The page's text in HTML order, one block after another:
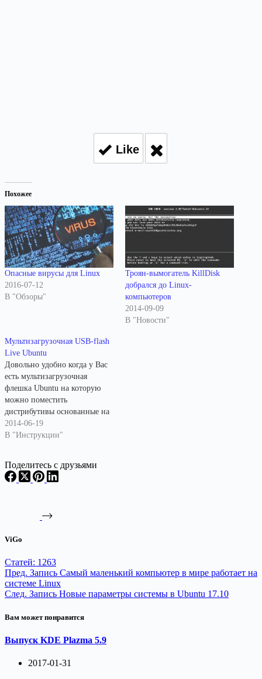
Like
Похожее
Опасные вирусы для Linux
2016-07-12
В "Обзоры"
Троян-вымогатель KillDisk
добрался до Linux-
компьютеров
2014-09-09
В "Новости"
Мультизагрузочная USB-flash
Live Ubuntu
Довольно удобно когда у Вас
есть мультизагрузочная
флешка Ubuntu на которую
можно поместить
дистрибутивы основанные на
Ubuntu. Для создания
мультизагрузочной флешки я
одно немаловажное
достоинство данной
флешку можно добавлять,
главное это делается очень
2014-06-19
В "Инструкции"
Поделитесь с друзьями
ViGo
Статей: 1263
Пред. Запись Самый маленький компьютер в мире работает на
системе Linux
След. Запись Новые параметры системы в Ubuntu 17.10
Вам может понравится
Выпуск KDE Plazma 5.9
2017-01-31